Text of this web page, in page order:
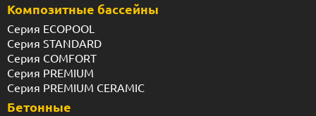
Композитные бассейны
Серия ECOPOOL
Серия STANDARD
Серия COMFORT
Серия PREMIUM
Серия PREMIUM CERAMIC
Бетонные